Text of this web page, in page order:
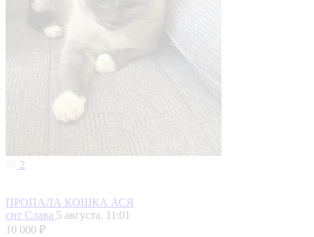
2
ПРОПАЛА КОШКА АСЯ
снт Слава 5 августа, 11:01
10 000 ₽